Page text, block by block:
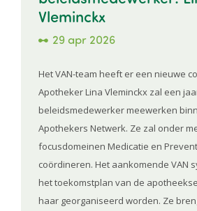
Vleminckx
29 apr 2026
Het VAN-team heeft er een nieuwe
Apotheker Lina Vleminckx zal een
beleidsmedewerker meewerken
Apothekers Netwerk. Ze zal onder
focusdomeinen Medicatie en
coördineren. Het aankomende VAN
het toekomstplan van de
haar georganiseerd worden. Ze